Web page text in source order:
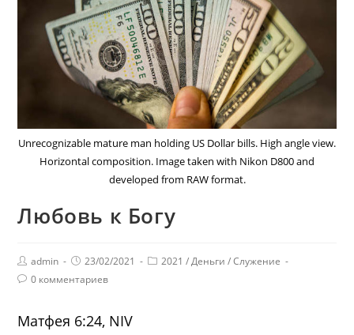
Unrecognizable mature man holding US Dollar bills. High angle view.
Horizontal composition. Image taken with Nikon D800 and
developed from RAW format.
Любовь к Богу
admin 23/02/2021 2021 / Деньги / Служение
0 комментариев
Матфея 6:24, NIV